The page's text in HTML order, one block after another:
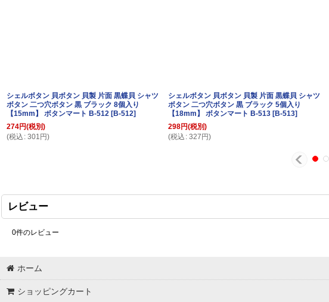
シェルボタン 貝ボタン 貝製 片面 黒蝶貝 シャツ
ボタン 二つ穴ボタン 黒 ブラック 8個入り
【15mm】 ボタンマート B-512 [B-512]
274円(税別)
(税込 : 301 円)
シェルボタン 貝ボタン 貝製 片面 黒蝶貝 シャツ
ボタン 二つ穴ボタン 黒 ブラック 5個入り
【18mm】 ボタンマート B-513 [B-513]
298円(税別)
(税込 : 327円)
レビュー
0件のレビュー
ホーム
ショッピングカート